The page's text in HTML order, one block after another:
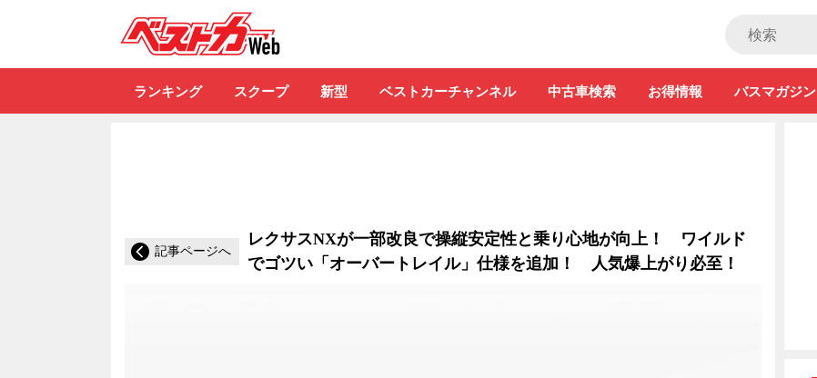
ランキング スクープ 新型 ベストカーチャンネル 中古車検索 お得情報 バスマガジン
記事ページへ
レクサスNXが一部改良で操縦安定性と乗り心地が向上！ ワイルド
でゴツい「オーバートレイル」仕様を追加！ 人気爆上がり必至！